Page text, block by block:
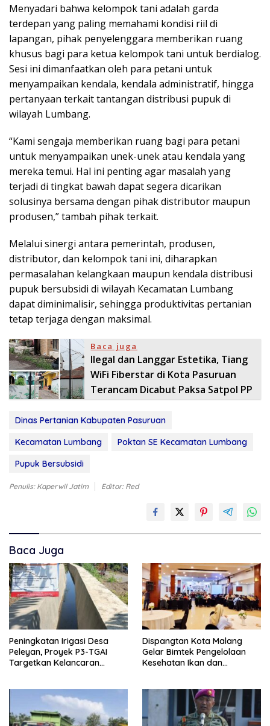
Menyadari bahwa kelompok tani adalah garda
terdepan yang paling memahami kondisi riil di
lapangan, pihak penyelenggara memberikan ruang
khusus bagi para ketua kelompok tani untuk berdialog.
Sesi ini dimanfaatkan oleh para petani untuk
menyampaikan kendala, kendala administratif, hingga
pertanyaan terkait tantangan distribusi pupuk di
wilayah Lumbang.
“Kami sengaja memberikan ruang bagi para petani
untuk menyampaikan unek-unek atau kendala yang
mereka temui. Hal ini penting agar masalah yang
terjadi di tingkat bawah dapat segera dicarikan
solusinya bersama dengan pihak distributor maupun
produsen,” tambah pihak terkait.
Melalui sinergi antara pemerintah, produsen,
distributor, dan kelompok tani ini, diharapkan
permasalahan kelangkaan maupun kendala distribusi
pupuk bersubsidi di wilayah Kecamatan Lumbang
dapat diminimalisir, sehingga produktivitas pertanian
tetap terjaga dengan maksimal.
Baca juga
Ilegal dan Langgar Estetika, Tiang
WiFi Fiberstar di Kota Pasuruan
Terancam Dicabut Paksa Satpol PP
Dinas Pertanian Kabupaten Pasuruan
Kecamatan Lumbang
Poktan SE Kecamatan Lumbang
Pupuk Bersubsidi
Penulis: Kaperwil Jatim Editor: Red
Baca Juga
Peningkatan Irigasi Desa
Peleyan, Proyek P3-TGAI
Targetkan Kelancaran
Dispangtan Kota Malang
Gelar Bimtek Pengelolaan
Kesehatan Ikan dan